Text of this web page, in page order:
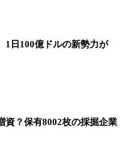
1日100億ドルの新勢力が
資？保有8002枚の採掘企業